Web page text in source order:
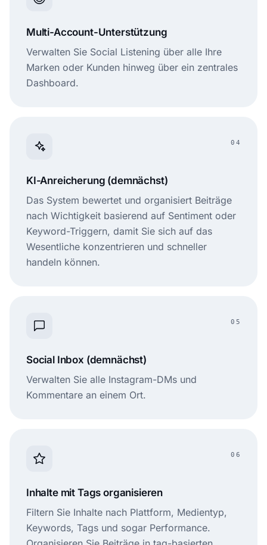
Multi-Account-Unterstützung
Verwalten Sie Social Listening über alle Ihre
Marken oder Kunden hinweg über ein zentrales
Dashboard.
04
KI-Anreicherung (demnächst)
Das System bewertet und organisiert Beiträge
nach Wichtigkeit basierend auf Sentiment oder
Keyword-Triggern, damit Sie sich auf das
Wesentliche konzentrieren und schneller
handeln können.
05
Social Inbox (demnächst)
Verwalten Sie alle Instagram-DMs und
Kommentare an einem Ort.
06
Inhalte mit Tags organisieren
Filtern Sie Inhalte nach Plattform, Medientyp,
Keywords, Tags und sogar Performance.